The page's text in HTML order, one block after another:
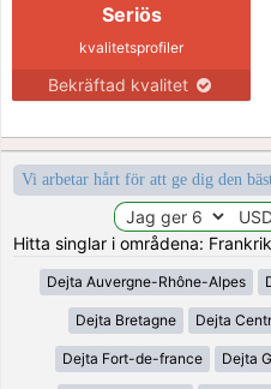
Seriös
kvalitetsprofiler
Bekräftad kvalitet
Vi arbetar hårt för att ge dig den
Hitta singlar i områdena:
Dejta Auvergne-Rhône-Alpes
Dejta Bretagne Dejta
Dejta Fort-de-france Dejta